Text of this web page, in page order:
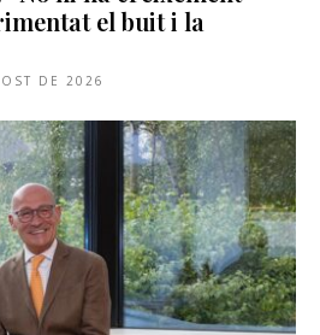
el buit i la
DE 2026